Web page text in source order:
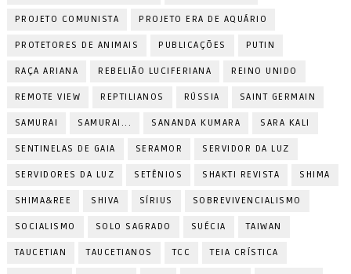
PROJETO COMUNISTA PROJETO ERA DE AQUÁRIO
PROTETORES DE ANIMAIS PUBLICAÇÕES PUTIN
RAÇA ARIANA REBELIÃO LUCIFERIANA REINO UNIDO
REMOTE VIEW REPTILIANOS RÚSSIA SAINT GERMAIN
SAMURAI SAMURAI... SANANDA KUMARA SARA KALI
SENTINELAS DE GAIA SERAMOR SERVIDOR DA LUZ
SERVIDORES DA LUZ SETÊNIOS SHAKTI REVISTA SHIMA
SHIMA&REE SHIVA SÍRIUS SOBREVIVENCIALISMO
SOCIALISMO SOLO SAGRADO SUÉCIA TAIWAN
TAUCETIAN TAUCETIANOS TCC TEIA CRÍSTICA